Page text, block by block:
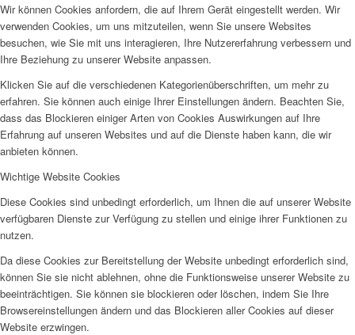
Wir können Cookies anfordern, die auf Ihrem Gerät eingestellt werden. Wir
verwenden Cookies, um uns mitzuteilen, wenn Sie unsere Websites
besuchen, wie Sie mit uns interagieren, Ihre Nutzererfahrung verbessern und
Ihre Beziehung zu unserer Website anpassen.
Klicken Sie auf die verschiedenen Kategorienüberschriften, um mehr zu
erfahren. Sie können auch einige Ihrer Einstellungen ändern. Beachten Sie,
dass das Blockieren einiger Arten von Cookies Auswirkungen auf Ihre
Erfahrung auf unseren Websites und auf die Dienste haben kann, die wir
anbieten können.
Wichtige Website Cookies
Diese Cookies sind unbedingt erforderlich, um Ihnen die auf unserer Website
verfügbaren Dienste zur Verfügung zu stellen und einige ihrer Funktionen zu
nutzen.
Da diese Cookies zur Bereitstellung der Website unbedingt erforderlich sind,
können Sie sie nicht ablehnen, ohne die Funktionsweise unserer Website zu
beeinträchtigen. Sie können sie blockieren oder löschen, indem Sie Ihre
Browsereinstellungen ändern und das Blockieren aller Cookies auf dieser
Website erzwingen.